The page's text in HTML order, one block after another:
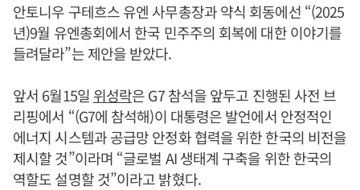
안토니우 구테흐스 유엔 사무총장과 약식 회동에선 “(2025
년)9월 유엔총회에서 한국 민주주의 회복에 대한 이야기를
들려달라”는 제안을 받았다.
앞서 6월15일 위성락은 G7 참석을 앞두고 진행된 사전 브
리핑에서 “(G7에 참석해)이 대통령은 발언에서 안정적인
에너지 시스템과 공급망 안정화 협력을 위한 한국의 비전을
제시할 것”이라며 “글로벌 AI 생태계 구축을 위한 한국의
역할도 설명할 것”이라고 밝혔다.